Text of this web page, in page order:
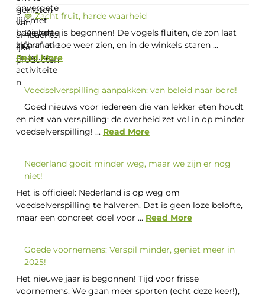
🍓 Zacht fruit, harde waarheid
De lente is begonnen! De vogels fluiten, de zon laat
zich af en toe weer zien, en in de winkels staren ...
Read More
Voedselverspilling aanpakken: van beleid naar bord!
Goed nieuws voor iedereen die van lekker eten houdt
en niet van verspilling: de overheid zet vol in op minder
voedselverspilling! ... Read More
Nederland gooit minder weg, maar we zijn er nog
niet!
Het is officieel: Nederland is op weg om
voedselverspilling te halveren. Dat is geen loze belofte,
maar een concreet doel voor ... Read More
Goede voornemens: Verspil minder, geniet meer in
2025!
Het nieuwe jaar is begonnen! Tijd voor frisse
voornemens. We gaan meer sporten (echt deze keer!),